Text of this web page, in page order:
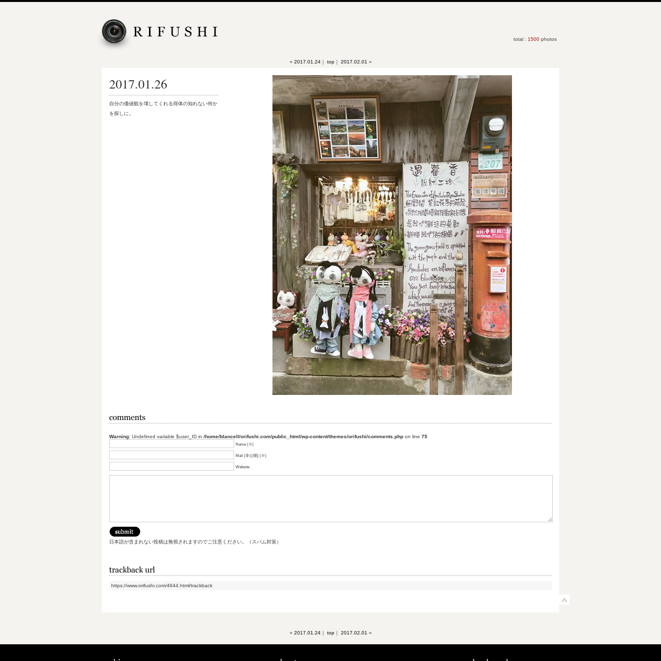
total : 1500 photos
« 2017.01.24｜ top｜ 2017.02.01 »
2017.01.26
自分の価値観を壊してくれる得体の知れない何か
を探しに。
Warning: Undefined variable $user_ID in /home/blancell/orifushi.com/public_html/wp-content/themes/orifushi/comments.php on line 75
Name (※)
Mail (非公開) (※)
Website
日本語が含まれない投稿は無視されますのでご注意ください。（スパム対策）
https://www.orifushi.com/4644.html/trackback
« 2017.01.24｜ top｜ 2017.02.01 »